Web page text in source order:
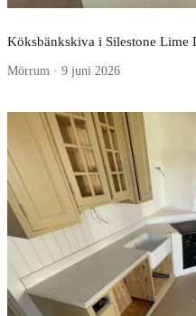
Köksbänkskiva i Silestone Lime
Mörrum · 9 juni 2026